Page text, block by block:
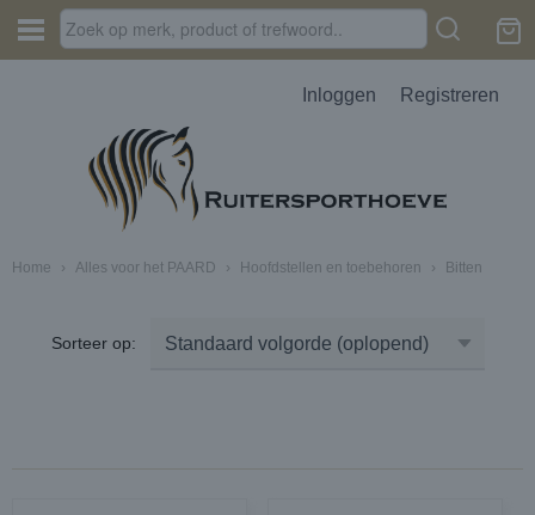
Inloggen Registreren
Home › Alles voor het PAARD › Hoofdstellen en toebehoren › Bitten
Sorteer op: